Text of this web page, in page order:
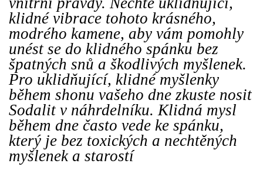
klidné vibrace tohoto krásného, ​​
modrého kamene, aby vám pomohly
unést se do klidného spánku bez
špatných snů a škodlivých myšlenek.
Pro uklidňující, klidné myšlenky
během shonu vašeho dne zkuste nosit
Sodalit v náhrdelníku. Klidná mysl
během dne často vede ke spánku,
který je bez toxických a nechtěných
myšlenek a starostí